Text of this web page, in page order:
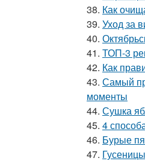
38. Как
39. Уход за
40.
41. ТОП-3
42. Как
43. Самый
моменты
44. Сушка
45. 4
46. Бурые
47.